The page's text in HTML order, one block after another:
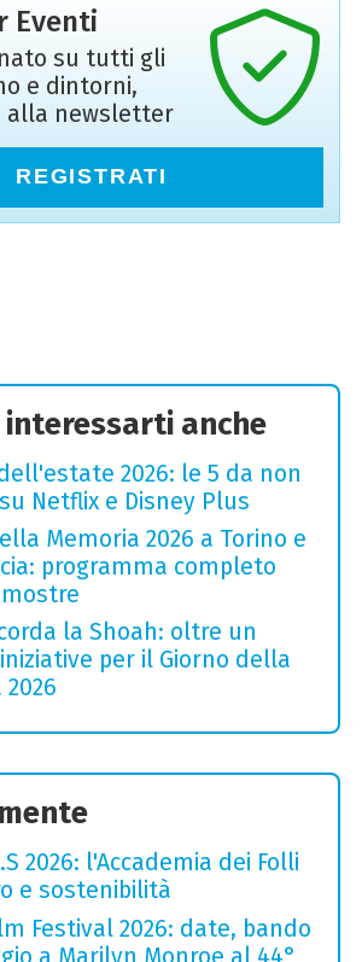
Eventi
su tutti gli
e dintorni,
alla newsletter
REGISTRATI
anche
2026: le 5 da non
Netflix e Disney Plus
Memoria 2026 a Torino e
programma completo
la Shoah: oltre un
per il Giorno della
2026: l'Accademia dei Folli
e sostenibilità
Festival 2026: date, bando
a Marilyn Monroe al 44°